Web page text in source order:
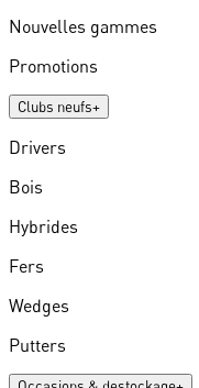
Nouvelles gammes
Promotions
Clubs neufs+
Drivers
Bois
Hybrides
Fers
Wedges
Putters